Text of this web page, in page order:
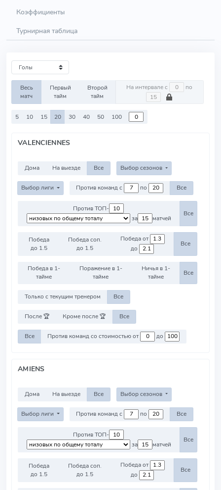
Коэффициенты
Турнирная таблица
Весь
матч
Первый
тайм
Второй
тайм
На интервале с по
5 10 15 20 30 40 50 100
VALENCIENNES
Дома На выезде Все Выбор сезонов
Выбор лиги Против команд с по Все
Против ТОП-
за
матчей
Все
Победа
до 1.5
Победа соп.
до 1.5
Победа от
до
Все
Победа в 1-
тайме
Поражение в 1-
тайме
Ничья в 1-
тайме
Все
Только с текущим тренером Все
После 🏆 Кроме после 🏆 Все
Все Против команд со стоимостью от до
AMIENS
Дома На выезде Все Выбор сезонов
Выбор лиги Против команд с по Все
Против ТОП-
за
матчей
Все
Победа
до 1.5
Победа соп.
до 1.5
Победа от
до
Все